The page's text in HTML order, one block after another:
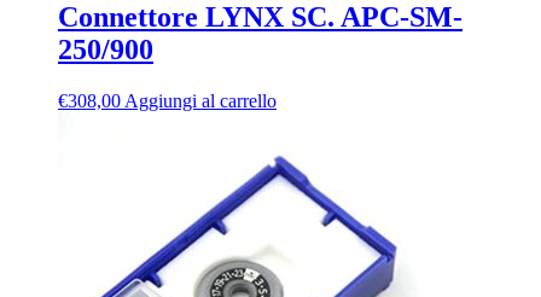
Connettore LYNX SC. APC-SM-
250/900
€308,00 Aggiungi al carrello